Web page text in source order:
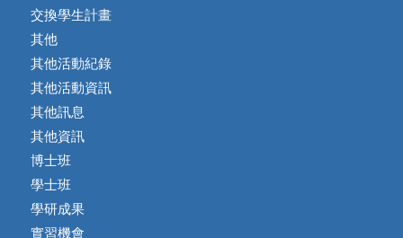
交換學生計畫
其他
其他活動紀錄
其他活動資訊
其他訊息
其他資訊
博士班
學士班
學研成果
實習機會